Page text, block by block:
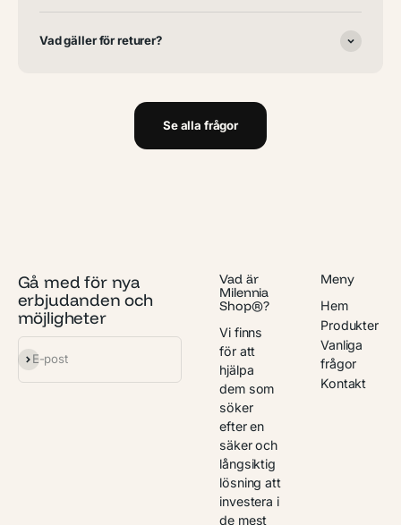
Vad gäller för returer?
Se alla frågor
Gå med för nya
erbjudanden och
möjligheter
E-post
Prenumerera
Vad är
Milennia
Shop®?
Vi finns
för att
hjälpa
dem som
söker
efter en
säker och
långsiktig
lösning att
investera i
de mest
Meny
Hem
Produkter
Vanliga
frågor
Kontakt